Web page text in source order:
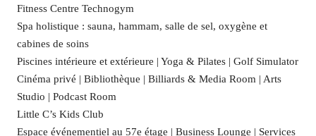
Fitness Centre Technogym
Spa holistique : sauna, hammam, salle de sel, oxygène et
cabines de soins
Piscines intérieure et extérieure | Yoga & Pilates | Golf Simulator
Cinéma privé | Bibliothèque | Billiards & Media Room | Arts
Studio | Podcast Room
Little C’s Kids Club
Espace événementiel au 57e étage | Business Lounge | Services